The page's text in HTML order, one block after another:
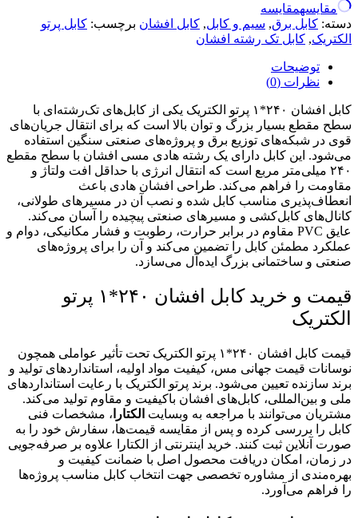
مقایسهمقایسه
دسته: کابل برق, سیم و کابل, کابل افشان برچسب: کابل پرتو
الکتریک, کابل تک رشته افشان
توضیحات
نظرات (0)
کابل افشان ۲۴۰*۱ پرتو الکتریک یکی از کابل‌های تک‌رشته‌ای با
سطح مقطع بسیار بزرگ و توان بالا است که برای انتقال جریان‌های
قوی در شبکه‌های توزیع برق و پروژه‌های صنعتی سنگین استفاده
می‌شود. این کابل دارای یک رشته هادی مسی افشان با سطح مقطع
۲۴۰ میلی‌متر مربع است که انتقال انرژی با حداقل افت ولتاژ و
مقاومت را فراهم می‌کند. طراحی افشان هادی باعث
انعطاف‌پذیری مناسب کابل شده و نصب آن در مسیرهای طولانی،
کانال‌های کابل‌کشی و مسیرهای صنعتی پیچیده را آسان می‌کند.
عایق PVC مقاوم در برابر حرارت، رطوبت و فشار مکانیکی، دوام و
عملکرد مطمئن کابل را تضمین می‌کند و آن را برای پروژه‌های
صنعتی و ساختمانی بزرگ ایده‌آل می‌سازد.
قیمت و خرید کابل افشان ۲۴۰*۱ پرتو
الکتریک
قیمت کابل افشان ۲۴۰*۱ پرتو الکتریک تحت تأثیر عواملی همچون
نوسانات قیمت جهانی مس، کیفیت مواد اولیه، استانداردهای تولید و
برند سازنده تعیین می‌شود. برند پرتو الکتریک با رعایت استانداردهای
ملی و بین‌المللی، کابل‌های افشان باکیفیت و مقاوم تولید می‌کند.
مشتریان می‌توانند با مراجعه به وبسایت الکتارا ، مشخصات فنی
کابل را بررسی کرده و پس از مقایسه قیمت‌ها، سفارش خود را به
صورت آنلاین ثبت کنند. خرید اینترنتی از الکتارا علاوه بر صرفه‌جویی
در زمان، امکان دریافت محصول اصل با ضمانت کیفیت و
بهره‌مندی از مشاوره تخصصی جهت انتخاب کابل مناسب پروژه‌ها
را فراهم می‌آورد.